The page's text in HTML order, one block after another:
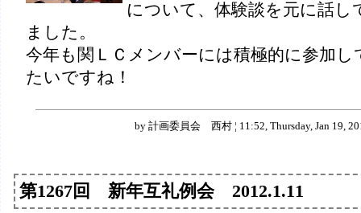
について、体験談を元に話し
ました。
今年も関ＬＣメンバーには積極的に参加し
たいですね！
by 計画委員会 西村 ¦ 11:52, Thursday, Jan 19,
第1267回 新年互礼例会 2012.1.11